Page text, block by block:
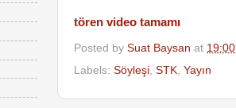
tören video tamamı
Posted by Suat Baysan at 19:00
Labels: Söyleşi STK Yayın